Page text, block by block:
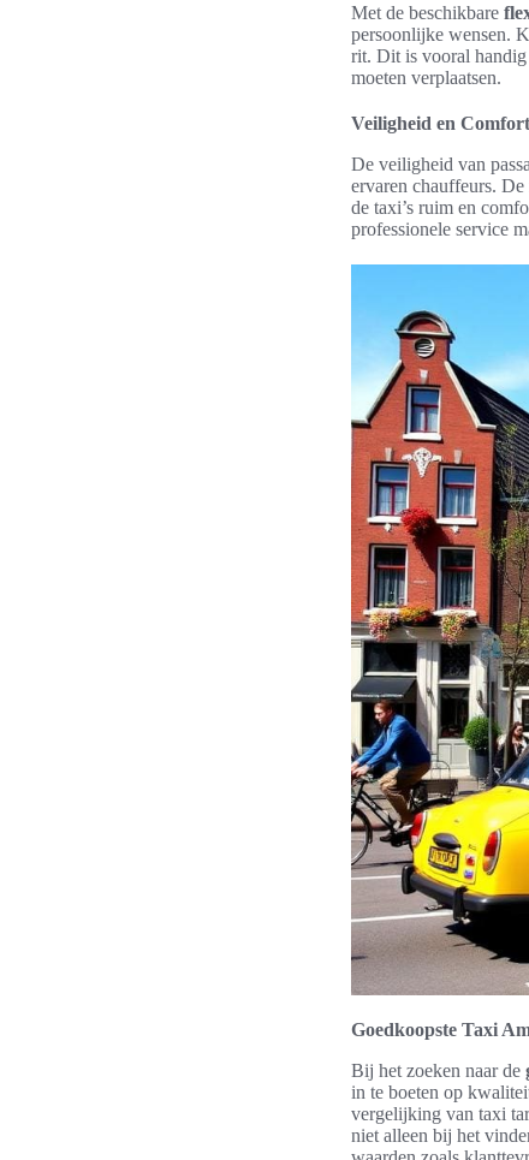
Met de beschikbare
persoonlijke wensen.
rit. Dit is vooral handig
moeten verplaatsen.
Veiligheid en
De veiligheid van
ervaren chauffeurs.
de taxi’s ruim en
professionele service
Goedkoopste Taxi
Bij het zoeken naar de
in te boeten op
vergelijking van taxi
niet alleen bij het